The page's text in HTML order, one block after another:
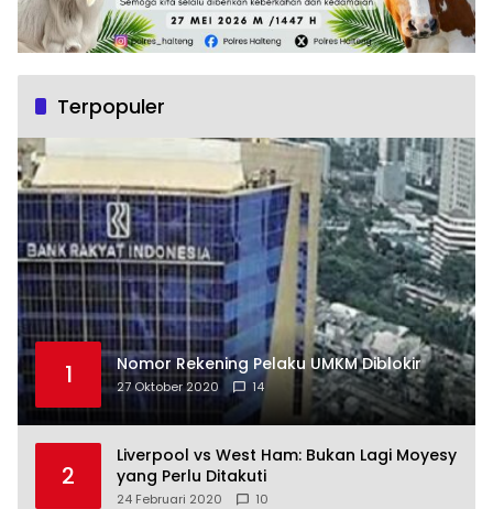
Terpopuler
1 Nomor Rekening Pelaku UMKM Diblokir
27 Oktober 2020 14
2
Liverpool vs West Ham: Bukan Lagi Moyesy
yang Perlu Ditakuti
24 Februari 2020 10